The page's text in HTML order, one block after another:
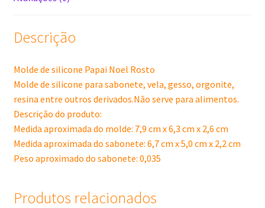
Descrição
Molde de silicone Papai Noel Rosto
Molde de silicone para sabonete, vela, gesso, orgonite,
resina entre outros derivados.Não serve para alimentos.
Descrição do produto:
Medida aproximada do molde: 7,9 cm x 6,3 cm x 2,6 cm
Medida aproximada do sabonete: 6,7 cm x 5,0 cm x 2,2 cm
Peso aproximado do sabonete: 0,035
Produtos relacionados